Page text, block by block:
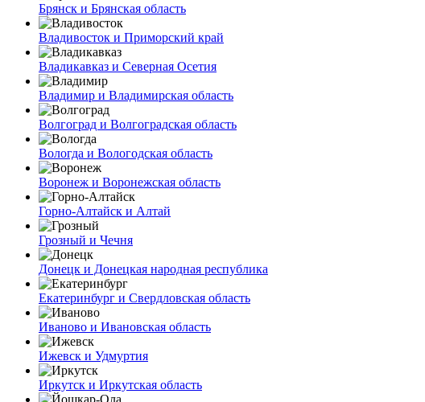
Брянск и Брянская область
Владивосток и Приморский край
Владикавказ и Северная Осетия
Владимир и Владимирская область
Волгоград и Волгоградская область
Вологда и Вологодская область
Воронеж и Воронежская область
Горно-Алтайск и Алтай
Грозный и Чечня
Донецк и Донецкая народная республика
Екатеринбург и Свердловская область
Иваново и Ивановская область
Ижевск и Удмуртия
Иркутск и Иркутская область